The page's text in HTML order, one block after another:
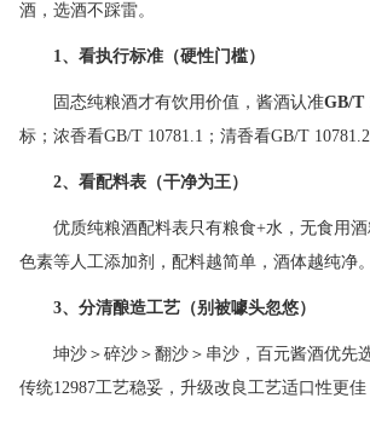
酒，选酒不踩雷。
1、看执行标准（硬性门槛）
固态纯粮酒才有饮用价值，酱酒认准GB/T
标；浓香看GB/T 10781.1；清香看GB/T 10781.2
2、看配料表（干净为王）
优质纯粮酒配料表只有粮食+水，无食用酒
色素等人工添加剂，配料越简单，酒体越纯净。
3、分清酿造工艺（别被噱头忽悠）
坤沙＞碎沙＞翻沙＞串沙，百元酱酒优先
传统12987工艺稳妥，升级改良工艺适口性更佳